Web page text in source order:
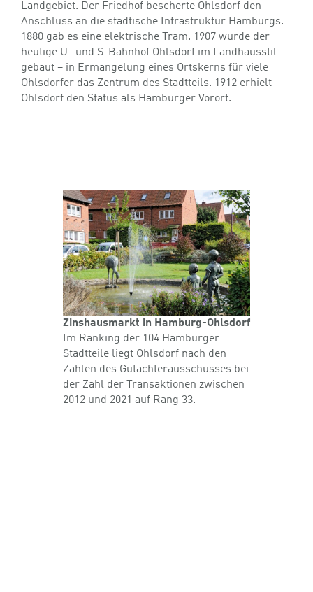
Landgebiet. Der Friedhof bescherte Ohlsdorf den
Anschluss an die städtische Infrastruktur Hamburgs.
1880 gab es eine elektrische Tram. 1907 wurde der
heutige U- und S-Bahnhof Ohlsdorf im Landhausstil
gebaut – in Ermangelung eines Ortskerns für viele
Ohlsdorfer das Zentrum des Stadtteils. 1912 erhielt
Ohlsdorf den Status als Hamburger Vorort.
Zinshausmarkt in Hamburg-Ohlsdorf
Im Ranking der 104 Hamburger
Stadtteile liegt Ohlsdorf nach den
Zahlen des Gutachterausschusses bei
der Zahl der Transaktionen zwischen
2012 und 2021 auf Rang 33.